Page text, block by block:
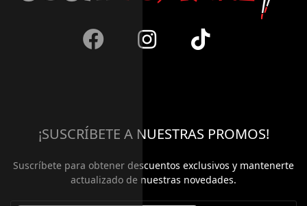
¡SUSCRÍBETE A NUESTRAS PROMOS!
Suscríbete para obtener descuentos exclusivos y mantenerte
actualizado de nuestras novedades.